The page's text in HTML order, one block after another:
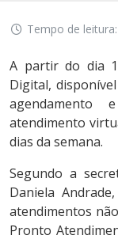
Tempo de
A partir do dia
Digital,
agendamento
atendimento
dias da semana.
Segundo a
Daniela
atendimentos
Pronto